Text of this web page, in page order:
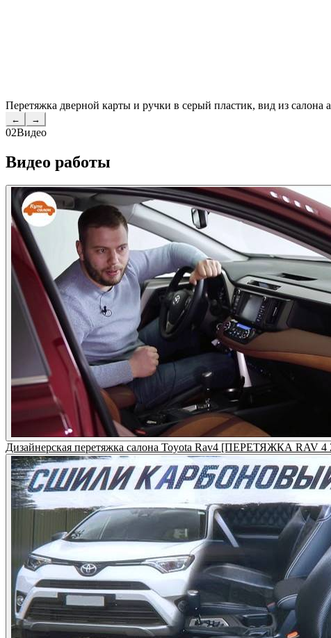
Перетяжка дверной карты и ручки в серый пластик, вид из салона
← →
02Видео
Видео работы
Дизайнерская перетяжка салона Toyota Rav4 [ПЕРЕТЯЖКА RAV 4